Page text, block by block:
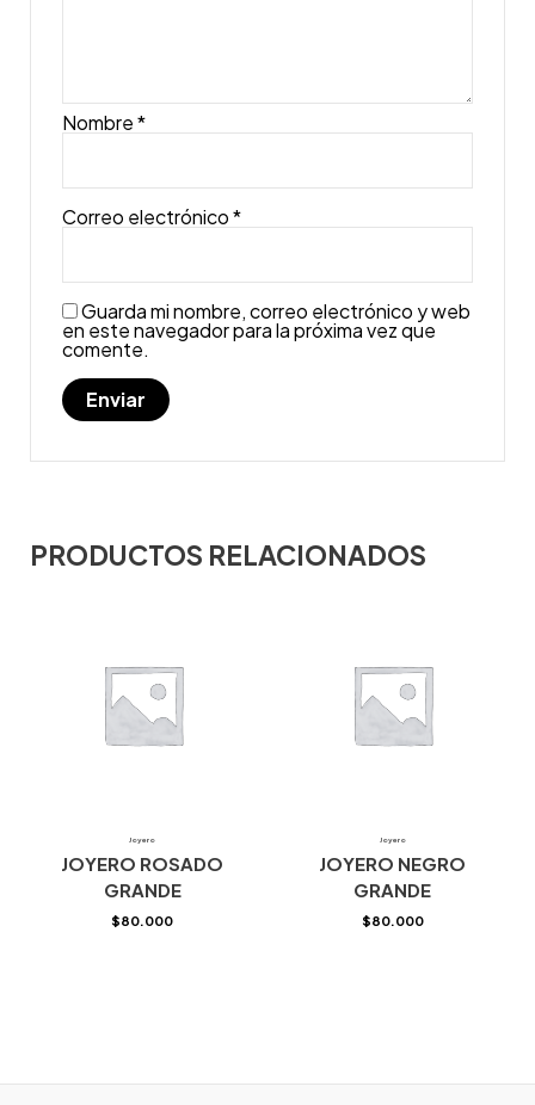
Nombre*
Correo electrónico*
Guarda mi nombre, correo electrónico y web
en este navegador para la próxima vez que
comente.
PRODUCTOS RELACIONADOS
Joyero
JOYERO ROSADO
GRANDE
$80.000
Joyero
JOYERO NEGRO
GRANDE
$80.000